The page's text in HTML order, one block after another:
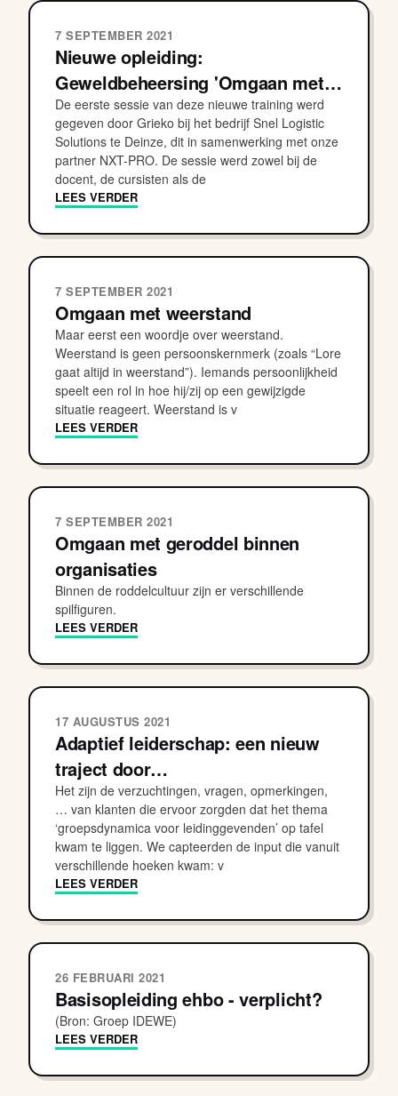
7 SEPTEMBER 2021
Nieuwe opleiding:
Geweldbeheersing 'Omgaan met…
De eerste sessie van deze nieuwe training werd
gegeven door Grieko bij het bedrijf Snel Logistic
Solutions te Deinze, dit in samenwerking met onze
partner NXT-PRO. De sessie werd zowel bij de
docent, de cursisten als de
LEES VERDER
7 SEPTEMBER 2021
Omgaan met weerstand
Maar eerst een woordje over weerstand.
Weerstand is geen persoonskernmerk (zoals “Lore
gaat altijd in weerstand”). Iemands persoonlijkheid
speelt een rol in hoe hij/zij op een gewijzigde
situatie reageert. Weerstand is v
LEES VERDER
7 SEPTEMBER 2021
Omgaan met geroddel binnen
organisaties
Binnen de roddelcultuur zijn er verschillende
spilfiguren.
LEES VERDER
17 AUGUSTUS 2021
Adaptief leiderschap: een nieuw
traject door…
Het zijn de verzuchtingen, vragen, opmerkingen,
… van klanten die ervoor zorgden dat het thema
‘groepsdynamica voor leidinggevenden’ op tafel
kwam te liggen. We capteerden de input die vanuit
verschillende hoeken kwam: v
LEES VERDER
26 FEBRUARI 2021
Basisopleiding ehbo - verplicht?
(Bron: Groep IDEWE)
LEES VERDER